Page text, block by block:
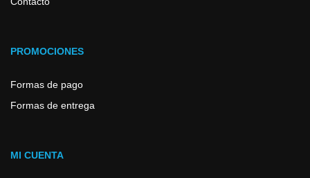
PROMOCIONES
Formas de pago
Formas de entrega
MI CUENTA